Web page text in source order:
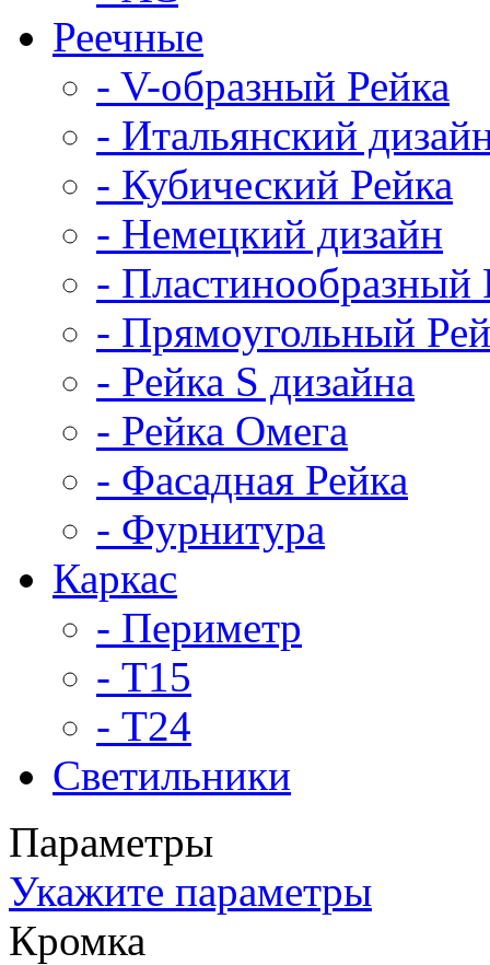
Реечные
- V-образный Рейка
- Итальянский
- Кубический Рейка
- Немецкий дизайн
- Пластинообразный
- Прямоугольный
- Рейка S дизайна
- Рейка Омега
- Фасадная Рейка
- Фурнитура
Каркас
- Периметр
- Т15
- Т24
Светильники
Параметры
Укажите параметры
Кромка